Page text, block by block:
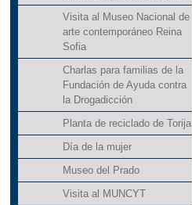
Visita al Museo Nacional de
arte contemporáneo Reina
Sofia
Charlas para familias de la
Fundación de Ayuda contra
la Drogadicción
Planta de reciclado de Torija
Día de la mujer
Museo del Prado
Visita al MUNCYT